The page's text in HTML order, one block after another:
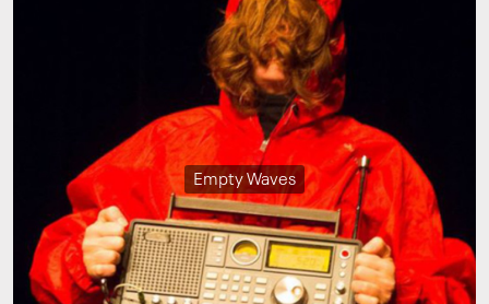
Empty Waves